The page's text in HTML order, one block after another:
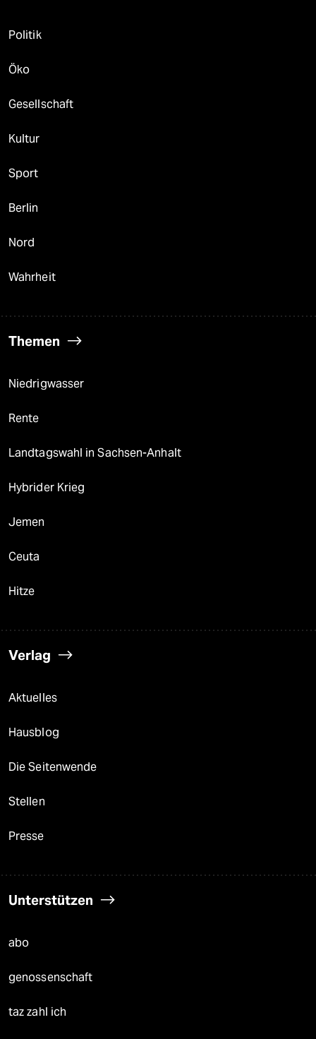
Politik
Öko
Gesellschaft
Kultur
Sport
Berlin
Nord
Wahrheit
Themen
Niedrigwasser
Rente
Landtagswahl in Sachsen-Anhalt
Hybrider Krieg
Jemen
Ceuta
Hitze
Verlag
Aktuelles
Hausblog
Die Seitenwende
Stellen
Presse
Unterstützen
abo
genossenschaft
taz zahl ich